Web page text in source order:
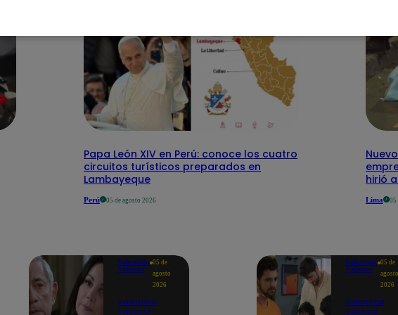
Papa León XIV en Perú: conoce los cuatro
circuitos turísticos preparados en
Lambayeque
Perú 05 de agosto 2026
hirió
Lima 05
Valentina
Valiente
05 de
agosto
2026
Valentina
Valiente
Valentina
Valiente
05 de
agosto
2026
Valentina
Valiente